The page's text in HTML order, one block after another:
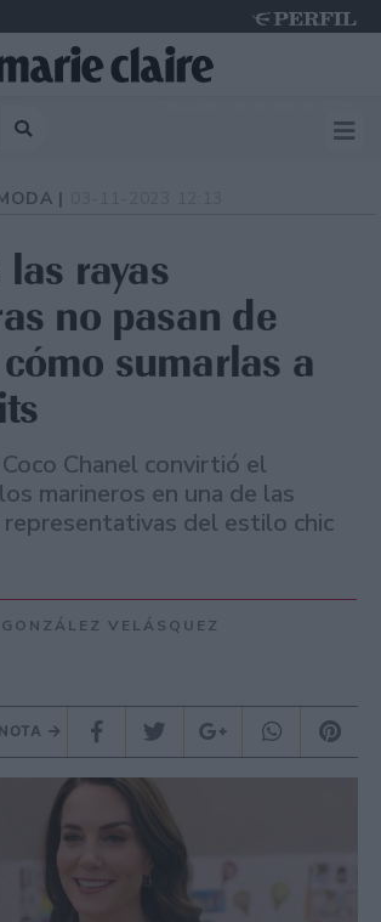
|
rayas
no pasan de
sumarlas a
Chanel convirtió el
marineros en una de las
representativas del estilo chic
VELÁSQUEZ